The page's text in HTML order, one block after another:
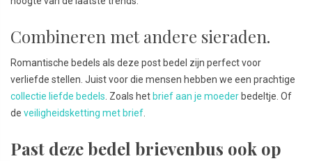
Combineren met andere sieraden.
Romantische bedels als deze post bedel zijn perfect voor
verliefde stellen. Juist voor die mensen hebben we een prachtige
collectie liefde bedels . Zoals het brief aan je moeder bedeltje. Of
de veiligheidsketting met brief
Past deze bedel brievenbus ook op